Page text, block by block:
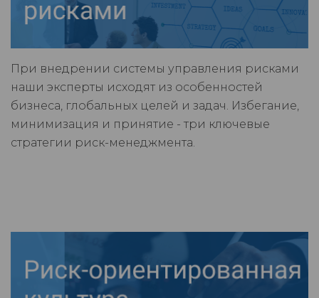
При внедрении системы управления рисками
наши эксперты исходят из особенностей
бизнеса, глобальных целей и задач. Избегание,
минимизация и принятие - три ключевые
стратегии риск-менеджмента.